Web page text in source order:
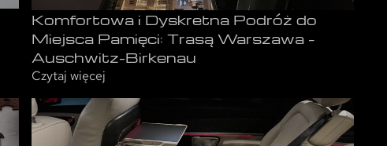
Komfortowa i Dyskretna Podróż do
Miejsca Pamięci: Trasą Warszawa –
Auschwitz-Birkenau
Czytaj więcej